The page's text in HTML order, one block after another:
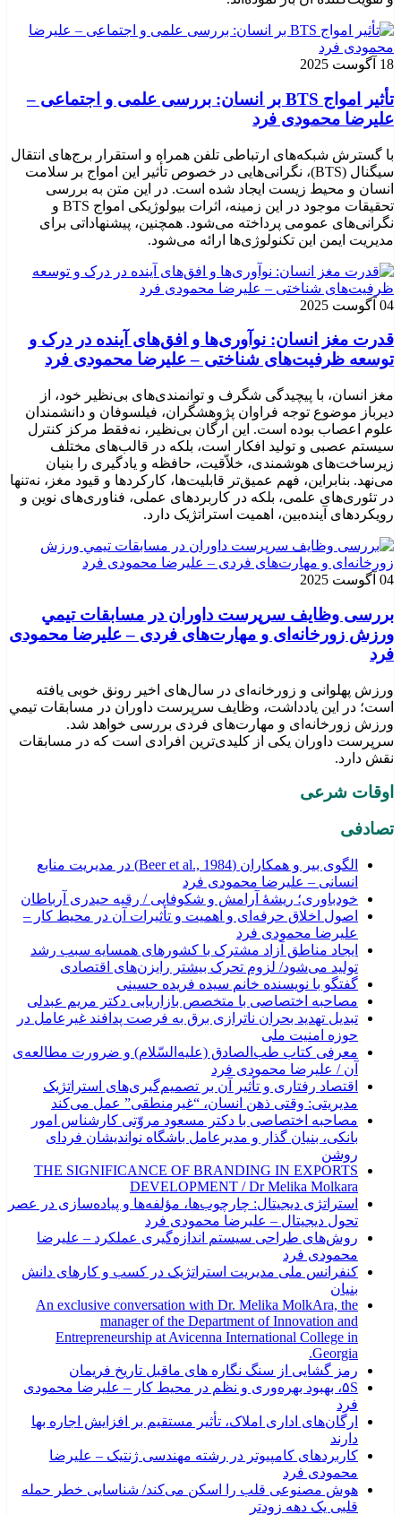
18 آگوست 2025
تأثیر امواج BTS بر انسان: بررسی علمی و اجتماعی –
علیرضا محمودی فرد
با گسترش شبکه‌های ارتباطی تلفن همراه و استقرار برج‌های انتقال
سیگنال (BTS)، نگرانی‌هایی در خصوص تأثیر این امواج بر سلامت
انسان و محیط زیست ایجاد شده است. در این متن به بررسی
تحقیقات موجود در این زمینه، اثرات بیولوژیکی امواج BTS و
نگرانی‌های عمومی پرداخته می‌شود. همچنین، پیشنهاداتی برای
مدیریت ایمن این تکنولوژی‌ها ارائه می‌شود.
04 آگوست 2025
قدرت مغز انسان: نوآوری‌ها و افق‌های آینده در درک و
توسعه ظرفیت‌های شناختی – علیرضا محمودی فرد
مغز انسان، با پیچیدگی شگرف و توانمندی‌های بی‌نظیر خود، از
دیرباز موضوع توجه فراوان پژوهشگران، فیلسوفان و دانشمندان
علوم اعصاب بوده است. این ارگان بی‌نظیر، نه‌فقط مرکز کنترل
سیستم عصبی و تولید افکار است، بلکه در قالب‌های مختلف
زیرساخت‌های هوشمندی، خلاّقیت، حافظه و یادگیری را بنیان
می‌نهد. بنابراین، فهم عمیق‌تر قابلیت‌ها، کارکردها و قیود مغز، نه‌تنها
در تئوری‌های علمی، بلکه در کاربردهای عملی، فناوری‌های نوین و
رویکردهای آینده‌بین، اهمیت استراتژیک دارد.
04 آگوست 2025
بررسی وظايف سرپرست داوران در مسابقات تیمي
ورزش زورخانه‌ای و مهارت‌های فردی – علیرضا محمودی
فرد
ورزش پهلوانی و زورخانه‌ای در سال‌های اخیر رونق خوبی یافته
است؛ در این یادداشت، وظایف سرپرست داوران در مسابقات تیمي
ورزش زورخانه‌ای و مهارت‌های فردی بررسی خواهد شد.
سرپرست داوران یکی از کلیدی‌ترین افرادی است که در مسابقات
نقش دارد.
اوقات شرعی
تصادفی
الگوی بیر و همکاران (Beer et al., 1984) در مدیریت منابع
انسانی – علیرضا محمودی فرد
خودباوری؛ ریشهٔ آرامش و شکوفایی / رقیه حیدری آرباطان
اصول اخلاق حرفه‌ای و اهمیت و تأثیرات آن در محیط کار –
علیرضا محمودی فرد
ایجاد مناطق آزاد مشترک با کشورهای همسایه سبب رشد
تولید می‌شود/ لزوم تحرک بیشتر رایزن‌های اقتصادی
گفتگو با نویسنده خانم سیده فریده حسینی
مصاحبه اختصاصی با متخصص بازاریابی دکتر مریم عبدلی
تبدیل تهدید بحران ناترازی برق به فرصت پدافند غیرعامل در
حوزه امنیت ملی
معرفی کتاب طب‌الصادق (علیه‌السّلام) و ضرورت مطالعه‌ی
آن / علیرضا محمودی فرد
اقتصاد رفتاری و تأثیر آن بر تصمیم‌گیری‌های استراتژیک
مدیریتی: وقتی ذهن انسان، “غیرمنطقی” عمل می‌کند
مصاحبه اختصاصی با دکتر مسعود مروّتی کارشناس امور
بانکی، بنیان گذار و مدیرعامل باشگاه نواندیشان فردای
روشن
THE SIGNIFICANCE OF BRANDING IN EXPORTS
DEVELOPMENT / Dr Melika Molkara
استراتژی دیجیتال: چارچوب‌ها، مؤلفه‌ها و پیاده‌سازی در عصر
تحول دیجیتال – علیرضا محمودی فرد
روش‌های طراحی سیستم اندازه‌گیری عملکرد – علیرضا
محمودی فرد
کنفرانس ملی مدیریت استراتژیک در کسب و کارهای دانش
بنیان
An exclusive conversation with Dr. Melika MolkAra, the
manager of the Department of Innovation and
Entrepreneurship at Avicenna International College in
Georgia.
رمز گشایی از سنگ نگاره های ماقبل تاریخ فریمان‎
۵S، بهبود بهره‌وری و نظم در محیط کار – علیرضا محمودی
فرد
ارگان‌های اداری املاک، تأثیر مستقیم بر افزایش اجاره بها
دارند
کاربردهای کامپیوتر در رشته مهندسی ژنتیک – علیرضا
محمودی فرد
هوش مصنوعی قلب را اسکن می‌کند/ شناسایی خطر حمله
قلبی یک دهه زودتر